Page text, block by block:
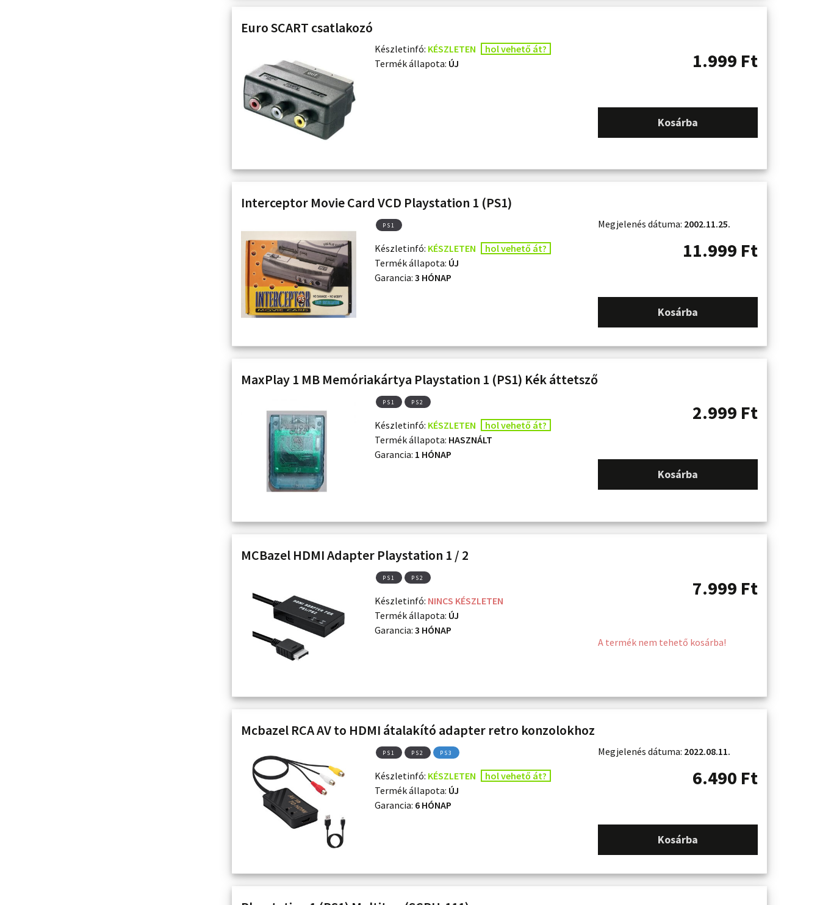
Euro SCART csatlakozó
Készletinfó: KÉSZLETEN
hol vehető át?
Termék állapota: ÚJ 1.999 Ft
Kosárba
Interceptor Movie Card VCD Playstation 1 (PS1)
PS1
Készletinfó: KÉSZLETEN
hol vehető át?
Termék állapota: ÚJ
Garancia: 3 HÓNAP
Megjelenés dátuma: 2002.11.25.
11.999 Ft
Kosárba
MaxPlay 1 MB Memóriakártya Playstation 1 (PS1) Kék áttetsző
PS1 PS2
Készletinfó: KÉSZLETEN
hol vehető át?
Termék állapota: HASZNÁLT
Garancia: 1 HÓNAP
2.999 Ft
Kosárba
MCBazel HDMI Adapter Playstation 1 / 2
PS1 PS2
Készletinfó: NINCS KÉSZLETEN
Termék állapota: ÚJ
Garancia: 3 HÓNAP
7.999 Ft
A termék nem tehető kosárba!
Mcbazel RCA AV to HDMI átalakító adapter retro konzolokhoz
PS1 PS2 PS3
Készletinfó: KÉSZLETEN
hol vehető át?
Termék állapota: ÚJ
Garancia: 6 HÓNAP
Megjelenés dátuma: 2022.08.11.
6.490 Ft
Kosárba